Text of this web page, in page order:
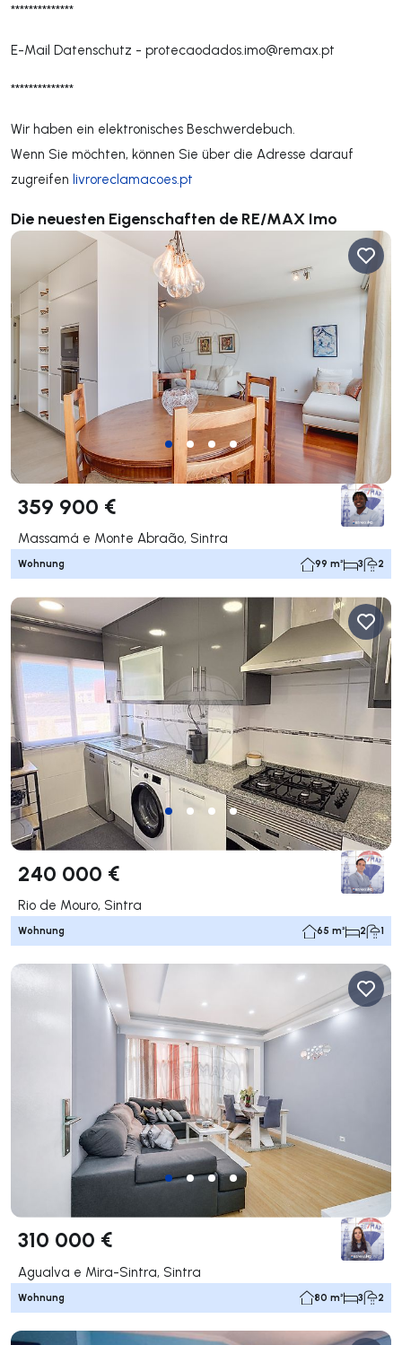
**************
E-Mail Datenschutz - protecaodados.imo@remax.pt
**************
Wir haben ein elektronisches Beschwerdebuch.
Wenn Sie möchten, können Sie über die Adresse darauf
zugreifen livroreclamacoes.pt
Die neuesten Eigenschaften de RE/MAX Imo
359 900 €
Massamá e Monte Abraão, Sintra
Wohnung 99 m² 3 2
240 000 €
Rio de Mouro, Sintra
Wohnung 65 m² 2 1
310 000 €
Agualva e Mira-Sintra, Sintra
Wohnung 80 m² 3 2